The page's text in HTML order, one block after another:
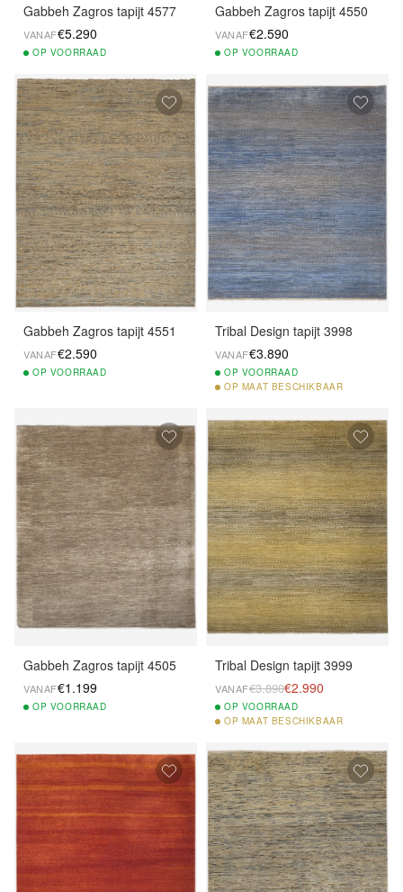
Gabbeh Zagros tapijt 4577
VANAF€5.290
OP VOORRAAD
Gabbeh Zagros tapijt 4550
VANAF€2.590
OP VOORRAAD
Gabbeh Zagros tapijt 4551
VANAF€2.590
OP VOORRAAD
Tribal Design tapijt 3998
VANAF€3.890
OP VOORRAAD
OP MAAT BESCHIKBAAR
Gabbeh Zagros tapijt 4505
VANAF€1.199
OP VOORRAAD
Tribal Design tapijt 3999
VANAF€3.890€2.990
OP VOORRAAD
OP MAAT BESCHIKBAAR